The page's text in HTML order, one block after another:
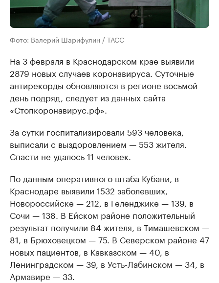
Фото: Валерий Шарифулин / ТАСС
На 3 февраля в Краснодарском крае выявили
2879 новых случаев коронавируса. Суточные
антирекорды обновляются в регионе восьмой
день подряд, следует из данных сайта
«Стопкоронавирус.рф».
За сутки госпитализировали 593 человека,
выписали с выздоровлением — 553 жителя.
Спасти не удалось 11 человек.
По данным оперативного штаба Кубани, в
Краснодаре выявили 1532 заболевших,
Новороссийске — 212, в Геленджике — 139, в
Сочи — 138. В Ейском районе положительный
результат получили 84 жителя, в Тимашевском —
81, в Брюховецком — 75. В Северском районе 47
новых пациентов, в Кавказском — 40, в
Ленинградском — 39, в Усть-Лабинском — 34, в
Армавире — 33.